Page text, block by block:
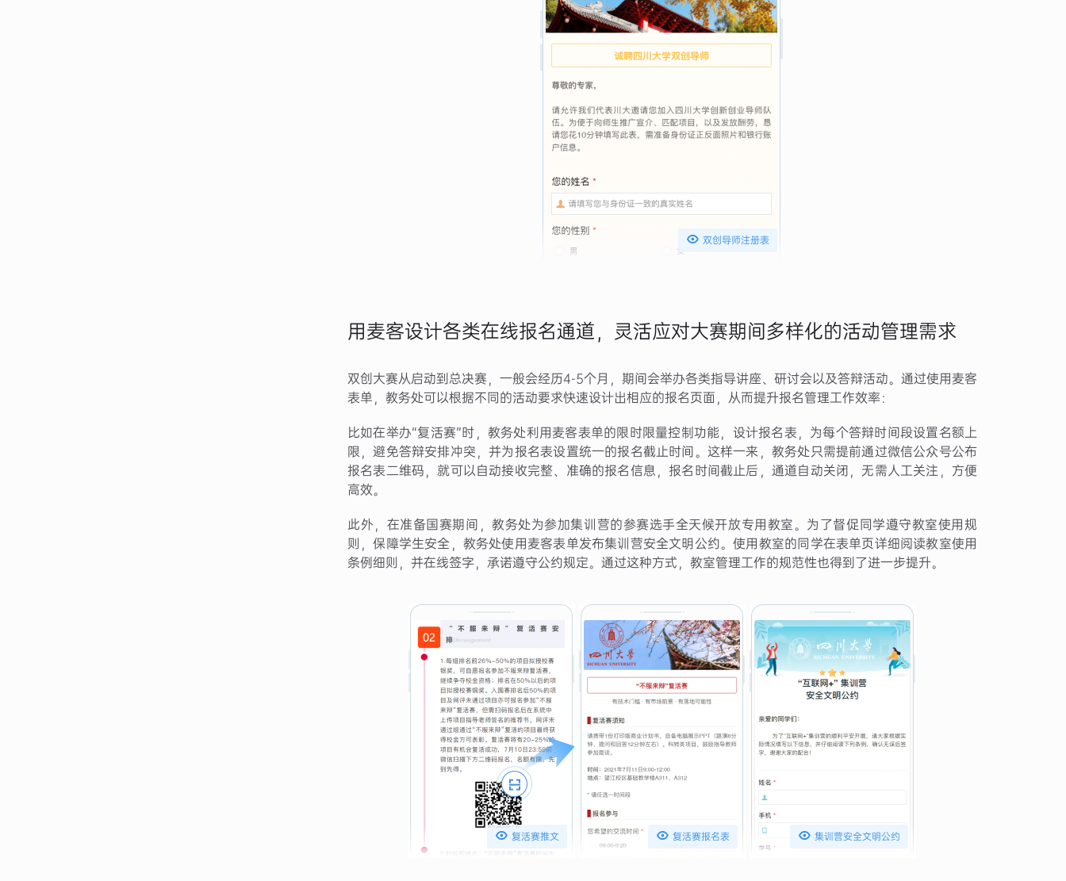
 双创导师注册表
用麦客设计各类在线报名通道，灵活应对大赛期间多样化的活动管理需求
双创大赛从启动到总决赛，一般会经历4-5个月，期间会举办各类指导讲座、研讨会以及答辩活动。通过使用麦客
表单，教务处可以根据不同的活动要求快速设计出相应的报名页面，从而提升报名管理工作效率：
比如在举办“复活赛”时，教务处利用麦客表单的限时限量控制功能，设计报名表，为每个答辩时间段设置名额上
限，避免答辩安排冲突，并为报名表设置统一的报名截止时间。这样一来，教务处只需提前通过微信公众号公布
报名表二维码，就可以自动接收完整、准确的报名信息，报名时间截止后，通道自动关闭，无需人工关注，方便
高效。
此外，在准备国赛期间，教务处为参加集训营的参赛选手全天候开放专用教室。为了督促同学遵守教室使用规
则，保障学生安全，教务处使用麦客表单发布集训营安全文明公约。使用教室的同学在表单页详细阅读教室使用
条例细则，并在线签字，承诺遵守公约规定。通过这种方式，教室管理工作的规范性也得到了进一步提升。
 复活赛推文  复活赛报名表  集训营安全文明公约